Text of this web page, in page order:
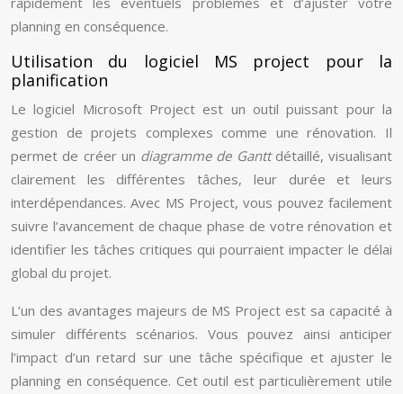
planning en conséquence.
Utilisation du logiciel MS project pour la
planification
Le logiciel Microsoft Project est un outil puissant pour la
gestion de projets complexes comme une rénovation. Il
permet de créer un diagramme de Gantt détaillé, visualisant
clairement les différentes tâches, leur durée et leurs
interdépendances. Avec MS Project, vous pouvez facilement
suivre l’avancement de chaque phase de votre rénovation et
identifier les tâches critiques qui pourraient impacter le délai
global du projet.
L’un des avantages majeurs de MS Project est sa capacité à
simuler différents scénarios. Vous pouvez ainsi anticiper
l’impact d’un retard sur une tâche spécifique et ajuster le
planning en conséquence. Cet outil est particulièrement utile